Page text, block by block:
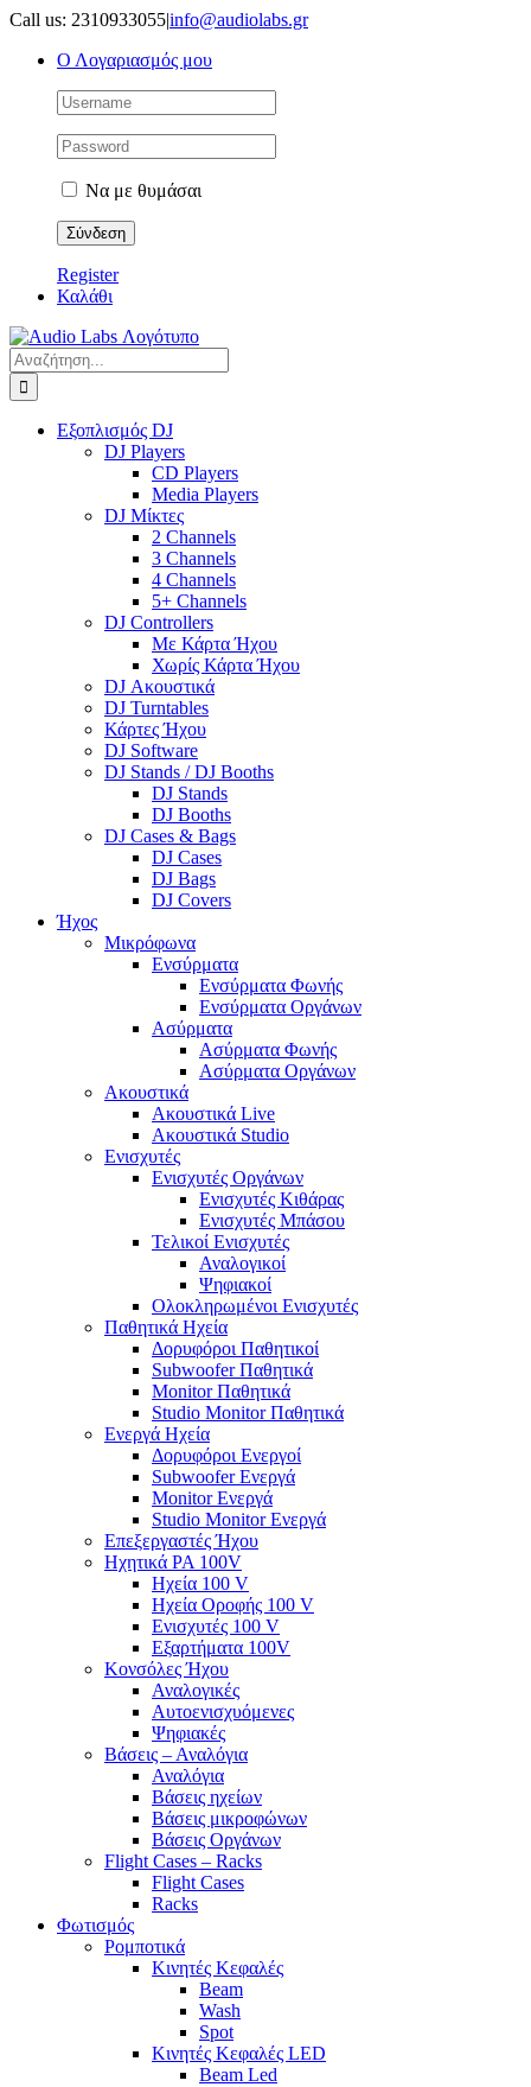
Μετάβαση
περιεχόμενο
Call us: 2310933055|info@audiolabs.gr
Ο Λογαριασμός μου
Να με θυμάσαι
Register
Καλάθι
Αναζήτηση
για:
Εξοπλισμός DJ
DJ Players
CD Players
Media Players
DJ Μίκτες
2 Channels
3 Channels
4 Channels
5+ Channels
DJ Controllers
Με Κάρτα Ήχου
Χωρίς Κάρτα Ήχου
DJ Ακουστικά
DJ Turntables
Κάρτες Ήχου
DJ Software
DJ Stands / DJ Booths
DJ Stands
DJ Booths
DJ Cases & Bags
DJ Cases
DJ Bags
DJ Covers
Ήχος
Μικρόφωνα
Ενσύρματα
Ενσύρματα Φωνής
Ενσύρματα Οργάνων
Ασύρματα
Ασύρματα Φωνής
Ασύρματα Οργάνων
Ακουστικά
Ακουστικά Live
Ακουστικά Studio
Ενισχυτές
Ενισχυτές Οργάνων
Ενισχυτές Κιθάρας
Ενισχυτές Μπάσου
Τελικοί Ενισχυτές
Αναλογικοί
Ψηφιακοί
Ολοκληρωμένοι Ενισχυτές
Παθητικά Ηχεία
Δορυφόροι Παθητικοί
Subwoofer Παθητικά
Monitor Παθητικά
Studio Monitor Παθητικά
Ενεργά Ηχεία
Δορυφόροι Ενεργοί
Subwoofer Ενεργά
Monitor Ενεργά
Studio Monitor Ενεργά
Επεξεργαστές Ήχου
Ηχητικά PA 100V
Ηχεία 100 V
Ηχεία Οροφής 100 V
Ενισχυτές 100 V
Εξαρτήματα 100V
Κονσόλες Ήχου
Αναλογικές
Αυτοενισχυόμενες
Ψηφιακές
Βάσεις – Αναλόγια
Αναλόγια
Βάσεις ηχείων
Βάσεις μικροφώνων
Βάσεις Οργάνων
Flight Cases – Racks
Flight Cases
Racks
Φωτισμός
Ρομποτικά
Κινητές Κεφαλές
Beam
Wash
Spot
Κινητές Κεφαλές LED
Beam Led